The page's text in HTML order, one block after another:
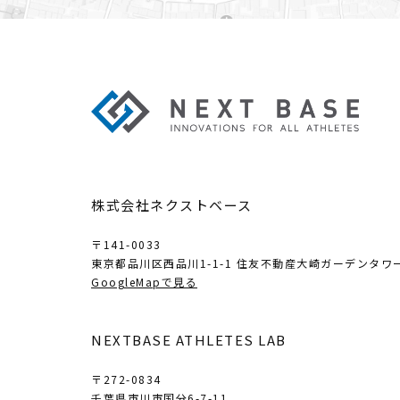
株式会社ネクストベース
〒141-0033
東京都品川区西品川1-1-1 住友不動産大崎ガーデンタワ
GoogleMapで見る
NEXTBASE ATHLETES LAB
〒272-0834